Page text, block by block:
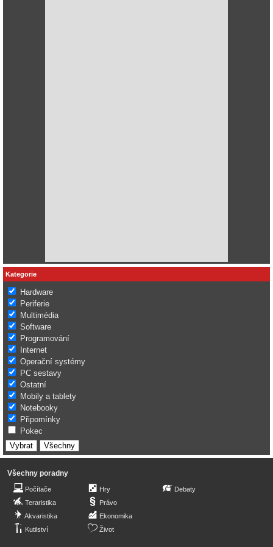
Kategorie
Hardware
Periferie
Multimédia
Software
Programování
Internet
Operační systémy
PC sestavy
Ostatní
Mobily a tablety
Notebooky
Připomínky
Pokec
Všechny poradny
Počítače
Teraristika
Akvaristika
Kutilství
Hry
Právo
Ekonomika
Život
Debaty